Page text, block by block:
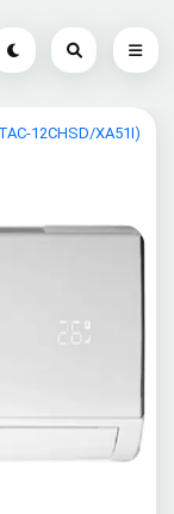
12CHSD/XA51I)